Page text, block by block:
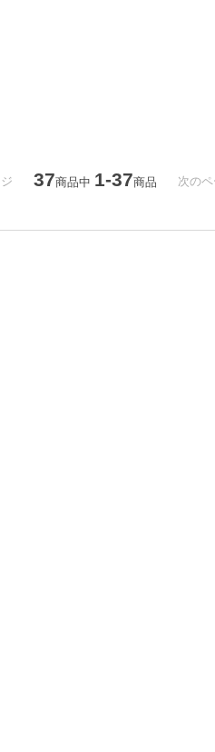
37商品中 1-37商品 次の